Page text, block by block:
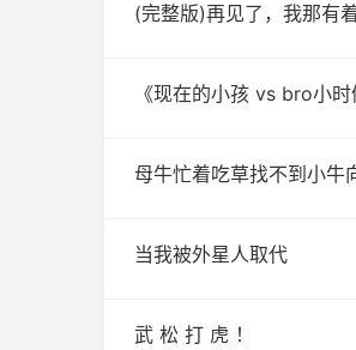
(完整版)再见了，我那有
《现在的小孩 vs bro小时
母牛忙着吃草找不到小牛
当我被外星人取代
武 松 打 虎 ！